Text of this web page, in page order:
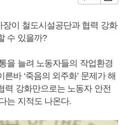
이 철도시설공단과 협력 강화
수 있을까?
을 늘려 노동자들의 작업환경
바 ‘죽음의 외주화’ 문제가 해
력 강화만으로는 노동자 안전
는 지적도 나온다.